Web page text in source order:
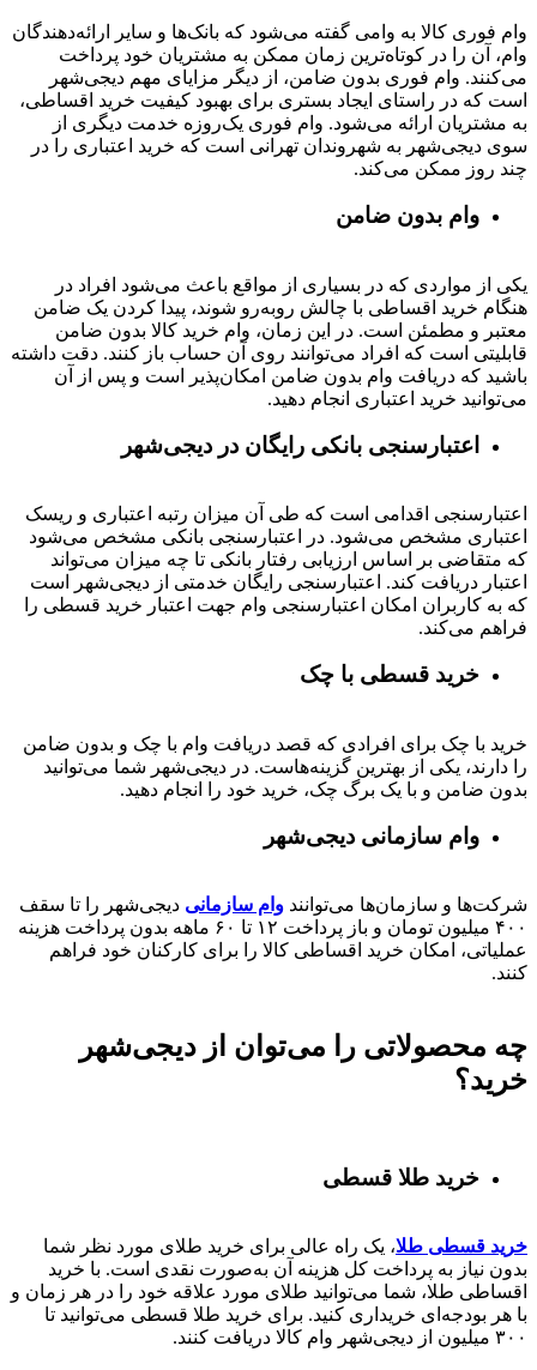
وام فوری کالا به وامی گفته می‌شود که بانک‌ها و سایر ارائه‌دهندگان
وام، آن را در کوتاه‌ترین زمان ممکن به مشتریان خود پرداخت
می‌کنند. وام فوری بدون ضامن، از دیگر مزایای مهم دیجی‌شهر
است که در راستای ایجاد بستری برای بهبود کیفیت خرید اقساطی،
به مشتریان ارائه می‌شود. وام فوری یک‌روزه خدمت دیگری از
سوی دیجی‌شهر به شهروندان تهرانی است که خرید اعتباری را در
چند روز ممکن می‌کند.
وام بدون ضامن
یکی از مواردی که در بسیاری از مواقع باعث می‌شود افراد در
هنگام خرید اقساطی با چالش روبه‌رو شوند، پیدا کردن یک ضامن
معتبر و مطمئن است. در این زمان، وام خرید کالا بدون ضامن
قابلیتی است که افراد می‌توانند روی آن حساب باز کنند. دقت داشته
باشید که دریافت وام بدون ضامن امکان‌پذیر است و پس از آن
می‌توانید خرید اعتباری انجام دهید.
اعتبارسنجی بانکی رایگان در دیجی‌شهر
اعتبارسنجی اقدامی است که طی آن میزان رتبه اعتباری و ریسک
اعتباری مشخص می‌شود. در اعتبارسنجی بانکی مشخص می‌شود
که متقاضی بر اساس ارزیابی رفتار بانکی تا چه میزان می‌تواند
اعتبار دریافت کند. اعتبارسنجی رایگان خدمتی از دیجی‌شهر است
که به کاربران امکان اعتبارسنجی وام جهت اعتبار خرید قسطی را
فراهم می‌کند.
خرید قسطی با چک
خرید با چک برای افرادی که قصد دریافت وام با چک و بدون ضامن
را دارند، یکی از بهترین گزینه‌هاست. در دیجی‌شهر شما می‌توانید
بدون ضامن و با یک برگ چک، خرید خود را انجام دهید.
وام سازمانی دیجی‌شهر
شرکت‌ها و سازمان‌ها می‌توانند وام سازمانی دیجی‌شهر را تا سقف
۴۰۰ میلیون تومان و باز پرداخت ۱۲ تا ۶۰
ماهه بدون پرداخت هزینه
عملیاتی، امکان خرید اقساطی کالا را برای کارکنان خود فراهم
کنند.
چه محصولاتی را می‌توان از دیجی‌شهر
خرید؟
خرید طلا قسطی
خرید قسطی طلا، یک راه عالی برای خرید طلای مورد نظر شما
بدون نیاز به پرداخت کل هزینه آن به‌صورت نقدی است. با خرید
اقساطی طلا، شما می‌توانید طلای مورد علاقه خود را در هر زمان و
با هر بودجه‌ای خریداری کنید. برای خرید طلا قسطی می‌توانید تا
۳۰۰ میلیون از دیجی‌شهر وام کالا دریافت کنند.